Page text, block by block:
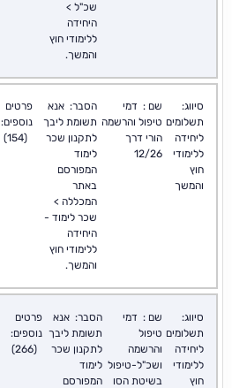
שכ"ל >
היחידה
ללימודי חוץ
והמשך.
סיווג:
תשלומים
ליחידה
ללימודי
חוץ
והמשך
שם : דמי
טיפול והרשמה
הורי דרך
12/26
הסבר: אנא
תשומת ליבך
לתקנון שכר
לימוד
המפורסם
באתר
המכללה >
שכר לימוד -
היחידה
ללימודי חוץ
והמשך.
פרטים
נוספים:
(154)
סיווג:
תשלומים
ליחידה
ללימודי
חוץ
שם : דמי
טיפול
והרשמה
ושכ"ל-טיפול
בשיטת הסו
הסבר: אנא
תשומת ליבך
לתקנון שכר
לימוד
המפורסם
פרטים
נוספים:
(266)